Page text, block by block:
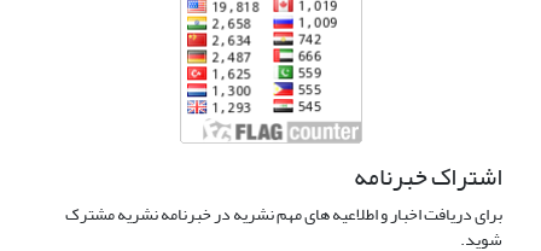
اشتراک خبرنامه
برای دریافت اخبار و اطلاعیه های مهم نشریه در خبرنامه نشریه مشترک
شوید.